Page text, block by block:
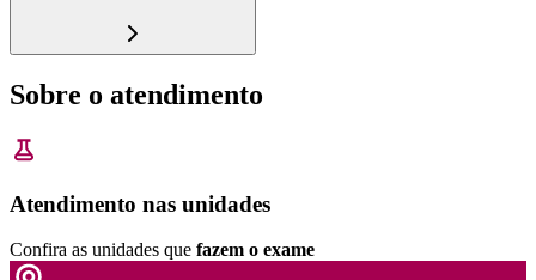
Sobre o atendimento
Atendimento nas unidades
Confira as unidades que fazem o exame